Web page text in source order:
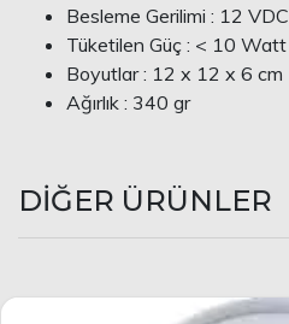
Besleme Gerilimi : 12 VDC
Tüketilen Güç : < 10 Watt
Boyutlar : 12 x 12 x 6 cm
Ağırlık : 340 gr
DİĞER ÜRÜNLER